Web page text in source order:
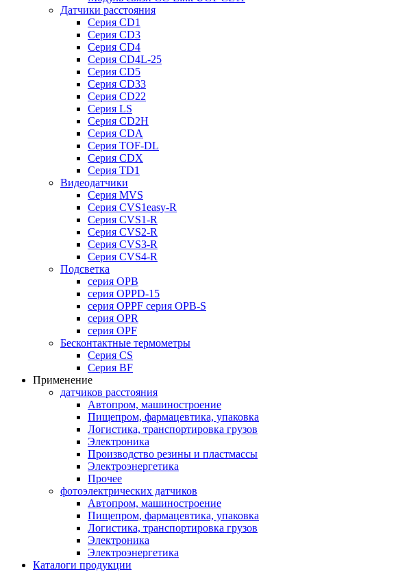
Датчики расстояния
Серия CD1
Серия CD3
Серия CD4
Серия CD4L-25
Серия CD5
Серия CD33
Серия CD22
Серия LS
Серия CD2H
Серия CDA
Серия TOF-DL
Серия CDX
Серия TD1
Видеодатчики
Серия MVS
Серия CVS1easy-R
Серия CVS1-R
Серия CVS2-R
Серия CVS3-R
Серия CVS4-R
Подсветка
серия OPB
серия OPPD-15
серия OPPF серия OPB-S
серия OPR
серия OPF
Бесконтактные термометры
Серия CS
Серия BF
Применение
датчиков расстояния
Автопром, машиностроение
Пищепром, фармацевтика, упаковка
Логистика, транспортировка грузов
Электроника
Производство резины и пластмассы
Электроэнергетика
Прочее
фотоэлектрических датчиков
Автопром, машиностроение
Пищепром, фармацевтика, упаковка
Логистика, транспортировка грузов
Электроника
Электроэнергетика
Каталоги продукции